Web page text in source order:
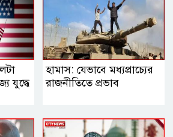
যুদ্ধে
হামাস: যেভাবে মধ্যপ্রাচ্যের
রাজনীতিতে প্রভাব